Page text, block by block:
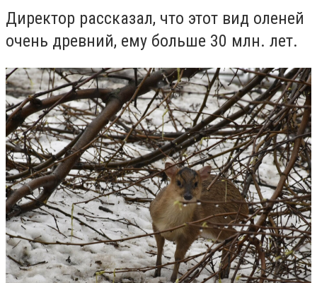
Директор рассказал, что этот вид оленей
очень древний, ему больше 30 млн. лет.